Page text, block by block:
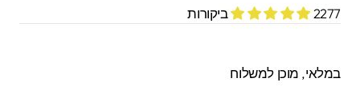
2277 ביקורות
במלאי, מוכן למשלוח